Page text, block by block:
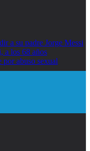
a su padre Jorge Messi
a los 68 años
abuso sexual